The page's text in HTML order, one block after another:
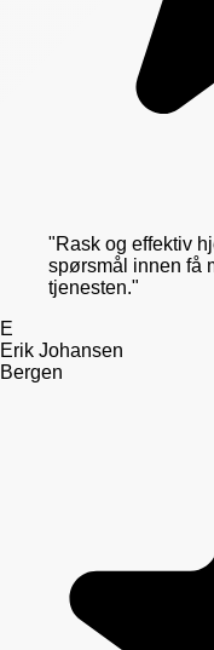
"Rask og effektiv
spørsmål innen få
tjenesten."
E
Erik Johansen
Bergen